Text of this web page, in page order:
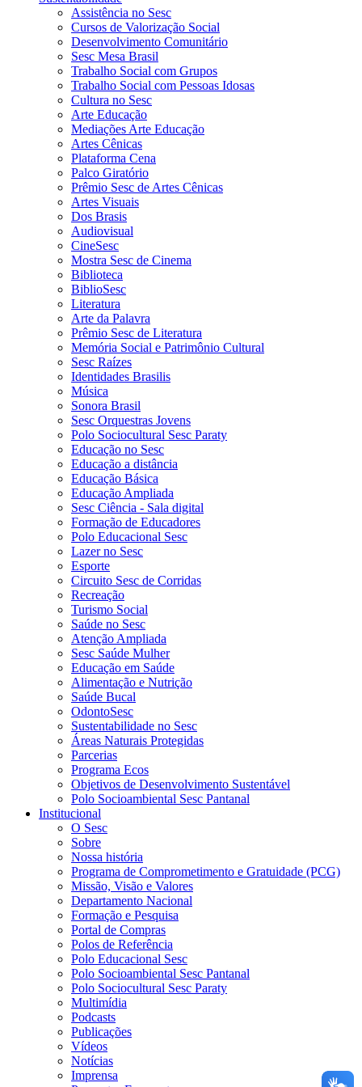
Assistência no Sesc
Cursos de Valorização Social
Desenvolvimento Comunitário
Sesc Mesa Brasil
Trabalho Social com Grupos
Trabalho Social com Pessoas Idosas
Cultura no Sesc
Arte Educação
Mediações Arte Educação
Artes Cênicas
Plataforma Cena
Palco Giratório
Prêmio Sesc de Artes Cênicas
Artes Visuais
Dos Brasis
Audiovisual
CineSesc
Mostra Sesc de Cinema
Biblioteca
BiblioSesc
Literatura
Arte da Palavra
Prêmio Sesc de Literatura
Memória Social e Patrimônio Cultural
Sesc Raízes
Identidades Brasilis
Música
Sonora Brasil
Sesc Orquestras Jovens
Polo Sociocultural Sesc Paraty
Educação no Sesc
Educação a distância
Educação Básica
Educação Ampliada
Sesc Ciência - Sala digital
Formação de Educadores
Polo Educacional Sesc
Lazer no Sesc
Esporte
Circuito Sesc de Corridas
Recreação
Turismo Social
Saúde no Sesc
Atenção Ampliada
Sesc Saúde Mulher
Educação em Saúde
Alimentação e Nutrição
Saúde Bucal
OdontoSesc
Sustentabilidade no Sesc
Áreas Naturais Protegidas
Parcerias
Programa Ecos
Objetivos de Desenvolvimento Sustentável
Polo Socioambiental Sesc Pantanal
Institucional
O Sesc
Sobre
Nossa história
Programa de Comprometimento e Gratuidade (PCG)
Missão, Visão e Valores
Departamento Nacional
Formação e Pesquisa
Portal de Compras
Polos de Referência
Polo Educacional Sesc
Polo Socioambiental Sesc Pantanal
Polo Sociocultural Sesc Paraty
Multimídia
Podcasts
Publicações
Vídeos
Notícias
Imprensa